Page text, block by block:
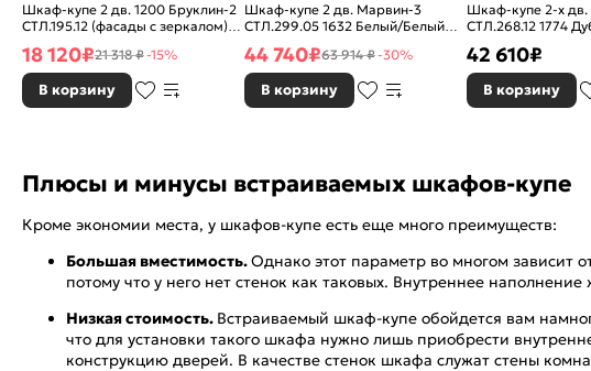
Шкаф-купе 2 дв. 1200 Бруклин-2
СТЛ.195.12 (фасады с зеркалом)
18 120₽21 318 ₽-15%
В корзину
Шкаф-купе 2 дв. Марвин-3
СТЛ.299.05 1632 Белый/Белый
44 740₽63 914 ₽-30%
В корзину
Шкаф-купе 2-х дв.
СТЛ.268.12 1774
42 610₽
В корзину
Плюсы и минусы встраиваемых шкафов-купе
Кроме экономии места, у шкафов-купе есть еще много преимуществ:
Большая вместимость.Однако этот параметр во многом зависит
потому что у него нет стенок как таковых. Внутреннее
Низкая стоимость. Встраиваемый шкаф-купе обойдется вам
что для установки такого шкафа нужно лишь приобрести
конструкцию дверей. В качестве стенок шкафа служат стены